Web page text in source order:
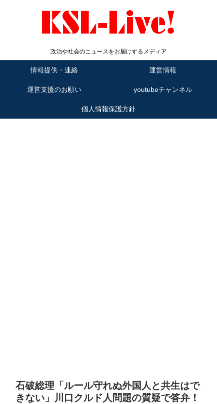
政治や社会のニュースをお届けするメディア
情報提供・連絡 運営情報
運営支援のお願い youtubeチャンネル
個人情報保護方針
石破総理「ルール守れぬ外国人と共生はで
きない」川口クルド人問題の質疑で答弁！